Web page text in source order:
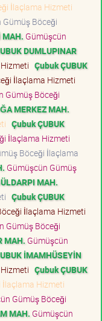
İlaçlama Hizmeti
Gümüş Böceği
MAH. Gümüşcün
DUMLUPINAR
Çubuk ÇUBUK
İlaçlama Hizmeti
Gümüş Böceği
MERKEZ MAH.
Çubuk ÇUBUK
İlaçlama Hizmeti
Böceği İlaçlama
Gümüşcün Gümüş
MAH.
Çubuk ÇUBUK
İlaçlama Hizmeti
Gümüş Böceği
MAH. Gümüşcün
İMAMHÜSEYİN
Çubuk ÇUBUK
Hizmeti
Gümüş Böceği
MAH. Gümüşcün